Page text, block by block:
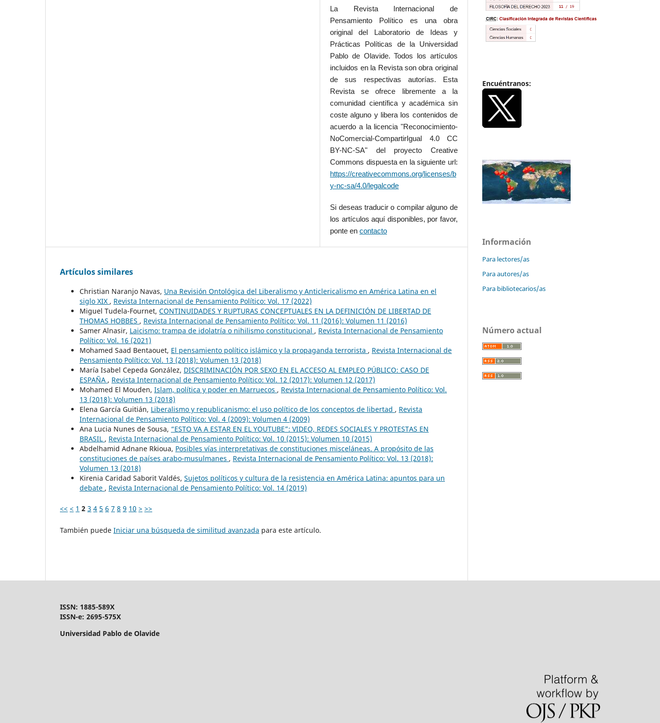
La Revista Internacional de
Pensamiento Político es una obra
original del Laboratorio de Ideas y
Prácticas Políticas de la Universidad
Pablo de Olavide. Todos los artículos
incluidos en la Revista son obra original
de sus respectivas autorías. Esta
Revista se ofrece libremente a la
comunidad científica y académica sin
coste alguno y libera los contenidos de
acuerdo a la licencia "Reconocimiento-
NoComercial-CompartirIgual 4.0 CC
BY-NC-SA" del proyecto Creative
Commons dispuesta en la siguiente url:
https://creativecommons.org/licenses/b
y-nc-sa/4.0/legalcode
Si deseas traducir o compilar alguno de
los artículos aquí disponibles, por favor,
ponte encontacto
Artículos similares
Christian Naranjo Navas, Una Revisión Ontológica del Liberalismo y Anticlericalismo en América Latina en el
siglo XIX , Revista Internacional de Pensamiento Político: Vol. 17 (2022)
Miguel Tudela-Fournet, CONTINUIDADES Y RUPTURAS CONCEPTUALES EN LA DEFINICIÓN DE LIBERTAD DE
THOMAS HOBBES , Revista Internacional de Pensamiento Político: Vol. 11 (2016): Volumen 11 (2016)
Samer Alnasir, Laicismo: trampa de idolatría o nihilismo constitucional , Revista Internacional de Pensamiento
Político: Vol. 16 (2021)
Mohamed Saad Bentaouet, El pensamiento político islámico y la propaganda terrorista , Revista Internacional de
Pensamiento Político: Vol. 13 (2018): Volumen 13 (2018)
María Isabel Cepeda González, DISCRIMINACIÓN POR SEXO EN EL ACCESO AL EMPLEO PÚBLICO: CASO DE
ESPAÑA , Revista Internacional de Pensamiento Político: Vol. 12 (2017): Volumen 12 (2017)
Mohamed El Mouden, Islam, política y poder en Marruecos , Revista Internacional de Pensamiento Político: Vol.
13 (2018): Volumen 13 (2018)
Elena García Guitián, Liberalismo y republicanismo: el uso político de los conceptos de libertad , Revista
Internacional de Pensamiento Político: Vol. 4 (2009): Volumen 4 (2009)
Ana Lucia Nunes de Sousa, “ESTO VA A ESTAR EN EL YOUTUBE”: VIDEO, REDES SOCIALES Y PROTESTAS EN
BRASIL , Revista Internacional de Pensamiento Político: Vol. 10 (2015): Volumen 10 (2015)
Abdelhamid Adnane Rkioua, Posibles vías interpretativas de constituciones misceláneas. A propósito de las
constituciones de países arabo-musulmanes , Revista Internacional de Pensamiento Político: Vol. 13 (2018):
Volumen 13 (2018)
Kirenia Caridad Saborit Valdés, Sujetos políticos y cultura de la resistencia en América Latina: apuntos para un
debate , Revista Internacional de Pensamiento Político: Vol. 14 (2019)
<< < 1 2 3 4 5 6 7 8 9 10 > >>
También puede Iniciar una búsqueda de similitud avanzada para este artículo.
Encuéntranos:
Información
Para lectores/as
Para autores/as
Para bibliotecarios/as
Número actual
ISSN: 1885-589X
ISSN-e: 2695-575X
Universidad Pablo de Olavide